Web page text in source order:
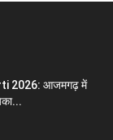
2026: आजमगढ़ में